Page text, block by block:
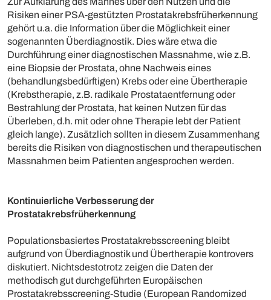
Risiken einer PSA-gestützten Prostatakrebsfrüherkennung
gehört u.a. die Information über die Möglichkeit einer
sogenannten Überdiagnostik. Dies wäre etwa die
Durchführung einer diagnostischen Massnahme, wie z.B.
eine Biopsie der Prostata, ohne Nachweis eines
(behandlungsbedürftigen) Krebs oder eine Übertherapie
(Krebstherapie, z.B. radikale Prostataentfernung oder
Bestrahlung der Prostata, hat keinen Nutzen für das
Überleben, d.h. mit oder ohne Therapie lebt der Patient
gleich lange). Zusätzlich sollten in diesem Zusammenhang
bereits die Risiken von diagnostischen und therapeutischen
Massnahmen beim Patienten angesprochen werden.
Kontinuierliche Verbesserung der
Prostatakrebsfrüherkennung
Populationsbasiertes Prostatakrebsscreening bleibt
aufgrund von Überdiagnostik und Übertherapie kontrovers
diskutiert. Nichtsdestotrotz zeigen die Daten der
methodisch gut durchgeführten Europäischen
Prostatakrebsscreening-Studie (European Randomized